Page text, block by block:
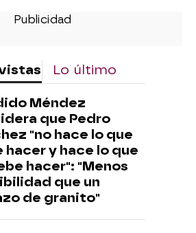
Lo último
Méndez
que Pedro
"no hace lo que
hacer y hace lo que
hacer": "Menos
que un
de granito"